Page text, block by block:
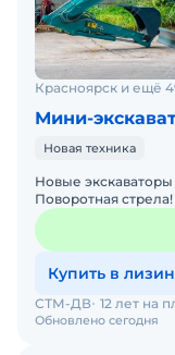
Красноярск и ещё
Мини-
Новая техника
Новые экскаваторы
Поворотная
экскаваторов
Купить в
Обновлено сегодня
СТМ-ДВ 12 лет на